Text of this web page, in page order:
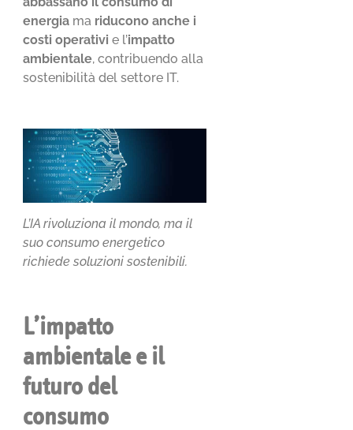
energia ma riducono anche i
costi operativie l’impatto
ambientale, contribuendo alla
sostenibilità del settore IT.
L’IA rivoluziona il mondo, ma il
suo consumo energetico
richiede soluzioni sostenibili.
L’impatto
ambientale e il
futuro del
consumo